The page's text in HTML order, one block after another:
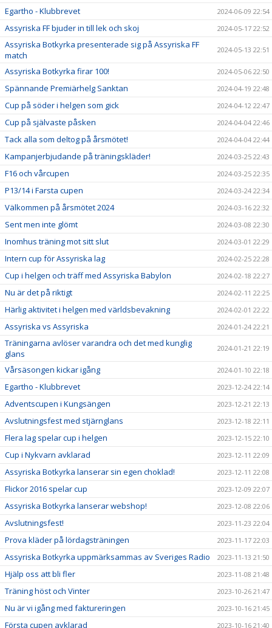
Egartho - Klubbrevet 2024-06-09 22:54
Assyriska FF bjuder in till lek och skoj 2024-05-17 22:52
Assyriska Botkyrka presenterade sig på Assyriska FF
match
2024-05-13 22:51
Assyriska Botkyrka firar 100! 2024-05-06 22:50
Spännande Premiärhelg Sanktan 2024-04-19 22:48
Cup på söder i helgen som gick 2024-04-12 22:47
Cup på självaste påsken 2024-04-04 22:46
Tack alla som deltog på årsmötet! 2024-04-04 22:44
Kampanjerbjudande på träningskläder! 2024-03-25 22:43
F16 och vårcupen 2024-03-25 22:35
P13/14 i Farsta cupen 2024-03-24 22:34
Välkommen på årsmötet 2024 2024-03-16 22:32
Sent men inte glömt 2024-03-08 22:30
Inomhus träning mot sitt slut 2024-03-01 22:29
Intern cup för Assyriska lag 2024-02-25 22:28
Cup i helgen och träff med Assyriska Babylon 2024-02-18 22:27
Nu är det på riktigt 2024-02-11 22:25
Härlig aktivitet i helgen med världsbevakning 2024-02-01 22:22
Assyriska vs Assyriska 2024-01-24 22:21
Träningarna avlöser varandra och det med kunglig
glans
2024-01-21 22:19
Vårsäsongen kickar igång 2024-01-10 22:18
Egartho - Klubbrevet 2023-12-24 22:14
Adventscupen i Kungsängen 2023-12-21 22:13
Avslutningsfest med stjärnglans 2023-12-18 22:11
Flera lag spelar cup i helgen 2023-12-15 22:10
Cup i Nykvarn avklarad 2023-12-11 22:09
Assyriska Botkyrka lanserar sin egen choklad! 2023-12-11 22:08
Flickor 2016 spelar cup 2023-12-09 22:07
Assyriska Botkyrka lanserar webshop! 2023-12-08 22:06
Avslutningsfest! 2023-11-23 22:04
Prova kläder på lördagsträningen 2023-11-17 22:03
Assyriska Botkyrka uppmärksammas av Sveriges Radio 2023-11-13 21:50
Hjälp oss att bli fler 2023-11-08 21:48
Träning höst och Vinter 2023-10-26 21:47
Nu är vi igång med faktureringen 2023-10-16 21:45
Första cupen avklarad 2023-10-16 21:40